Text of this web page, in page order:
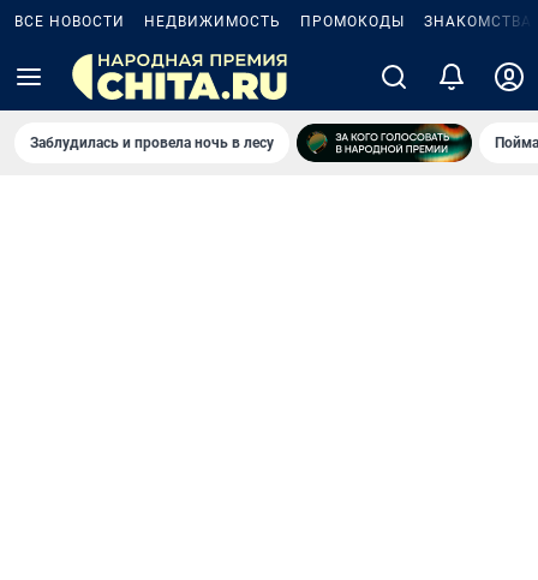
ВСЕ НОВОСТИ НЕДВИЖИМОСТЬ ПРОМОКОДЫ ЗНАКОМСТВА
Заблудилась и провела ночь в лесу